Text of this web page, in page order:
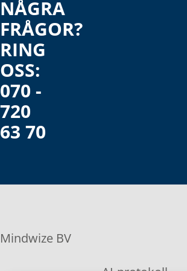
NÅGRA
FRÅGOR?
RING
OSS:
070 -
720
63 70
Mindwize BV